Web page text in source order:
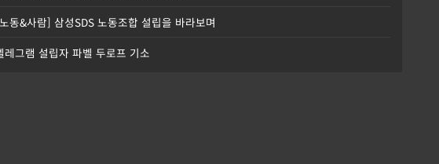
동&사람] 삼성SDS 노동조합 설립을 바라보며
그램 설립자 파벨 두로프 기소